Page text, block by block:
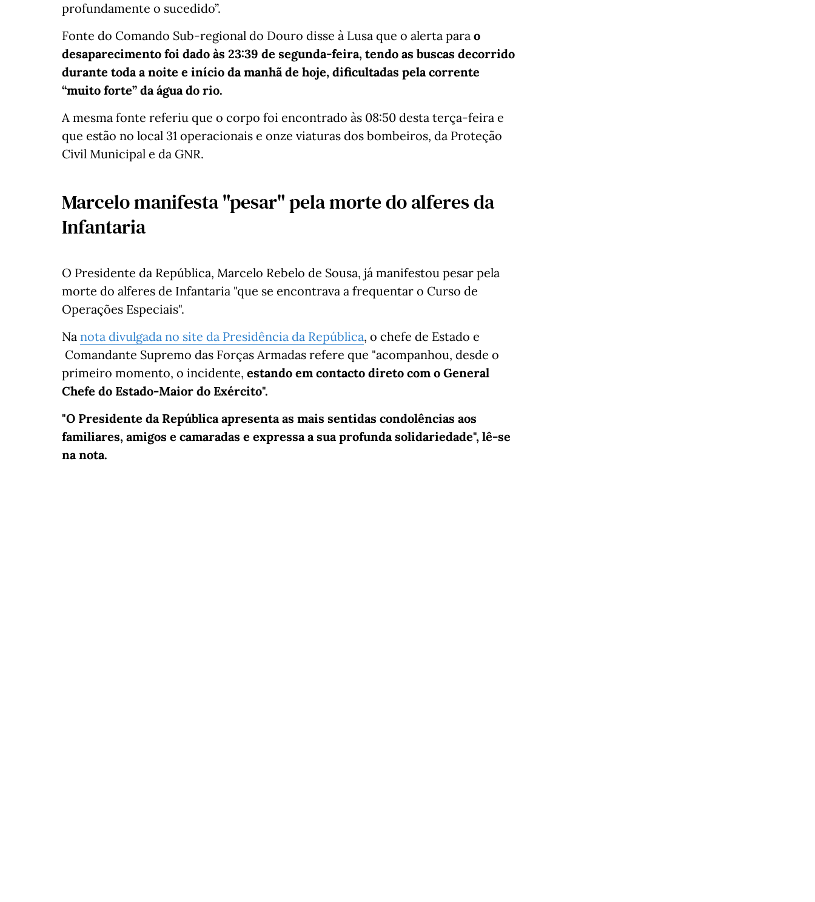
profundamente o sucedido”.
Fonte do Comando Sub-regional do Douro disse à Lusa que o alerta para o
desaparecimento foi dado às 23:39 de segunda-feira, tendo as buscas decorrido
durante toda a noite e início da manhã de hoje, dificultadas pela corrente
“muito forte” da água do rio.
A mesma fonte referiu que o corpo foi encontrado às 08:50 desta terça-feira e
que estão no local 31 operacionais e onze viaturas dos bombeiros, da Proteção
Civil Municipal e da GNR.
Marcelo manifesta "pesar" pela morte do alferes da
Infantaria
O Presidente da República, Marcelo Rebelo de Sousa, já manifestou pesar pela
morte do alferes de Infantaria "que se encontrava a frequentar o Curso de
Operações Especiais".
Na nota divulgada no site da Presidência da República, o chefe de Estado e
Comandante Supremo das Forças Armadas refere que "acompanhou, desde o
primeiro momento, o incidente, estando em contacto direto com o General
Chefe do Estado-Maior do Exército".
"O Presidente da República apresenta as mais sentidas condolências aos
familiares, amigos e camaradas e expressa a sua profunda solidariedade", lê-se
na nota.